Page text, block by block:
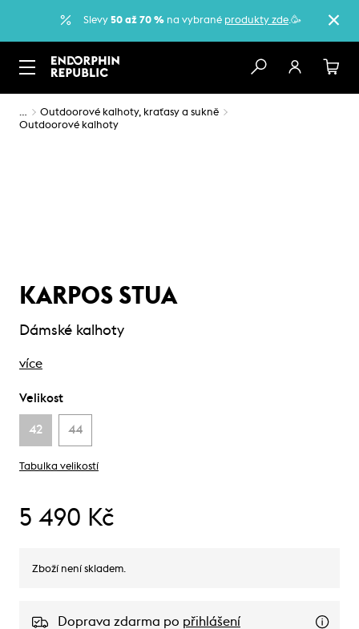
Slevy 50 až 70 % na vybrané produkty zde.🥳
…
Outdoorové kalhoty, kraťasy a sukně
Outdoorové kalhoty
KARPOS STUA
Dámské kalhoty
více
Velikost
42 44
Tabulka velikostí
5 490 Kč
Zboží není skladem.
Doprava zdarma po přihlášení